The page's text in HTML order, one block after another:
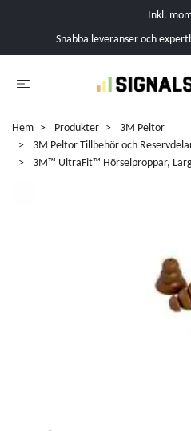
Inkl.
Snabba leveranser och
Hem Produkter
3M Peltor
3M Peltor Tillbehör och
3M™ UltraFit™ Hörselproppar,